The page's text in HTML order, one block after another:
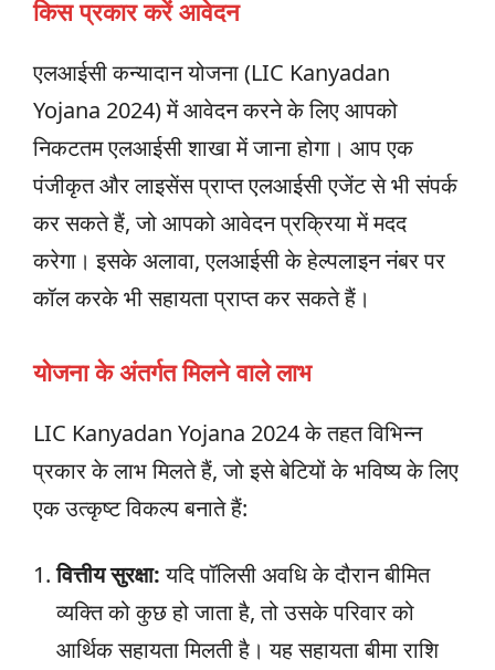
किस प्रकार करें आवेदन
एलआईसी कन्यादान योजना (LIC Kanyadan
Yojana 2024) में आवेदन करने के लिए आपको
निकटतम एलआईसी शाखा में जाना होगा। आप एक
पंजीकृत और लाइसेंस प्राप्त एलआईसी एजेंट से भी संपर्क
कर सकते हैं, जो आपको आवेदन प्रक्रिया में मदद
करेगा। इसके अलावा, एलआईसी के हेल्पलाइन नंबर पर
कॉल करके भी सहायता प्राप्त कर सकते हैं।
योजना के अंतर्गत मिलने वाले लाभ
LIC Kanyadan Yojana 2024 के तहत विभिन्न
प्रकार के लाभ मिलते हैं, जो इसे बेटियों के भविष्य के लिए
एक उत्कृष्ट विकल्प बनाते हैं:
वित्तीय सुरक्षा:यदि पॉलिसी अवधि के दौरान बीमित
व्यक्ति को कुछ हो जाता है, तो उसके परिवार को
आर्थिक सहायता मिलती है। यह सहायता बीमा राशि